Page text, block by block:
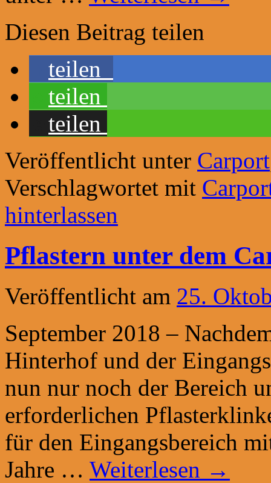
Diesen Beitrag teilen
teilen
teilen
teilen
Veröffentlicht unter Carport
Verschlagwortet mit
hinterlassen
Pflastern unter dem
Veröffentlicht am 25.
September 2018 –
Hinterhof und der
nun nur noch der Bereich
erforderlichen
für den Eingangsbereich
Jahre … Weiterlesen →